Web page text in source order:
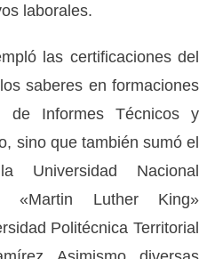
laborales.
las certificaciones del
saberes en formaciones
de Informes Técnicos y
sino que también sumó el
Universidad Nacional
«Martin Luther King»
Politécnica Territorial